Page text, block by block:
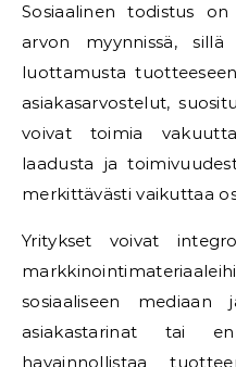
Sosiaalinen todistus
arvon myynnissä, sillä
luottamusta
asiakasarvostelut,
voivat toimia
laadusta ja
merkittävästi vaikuttaa
Yritykset voivat
sosiaaliseen mediaan
asiakastarinat tai
havainnollistaa